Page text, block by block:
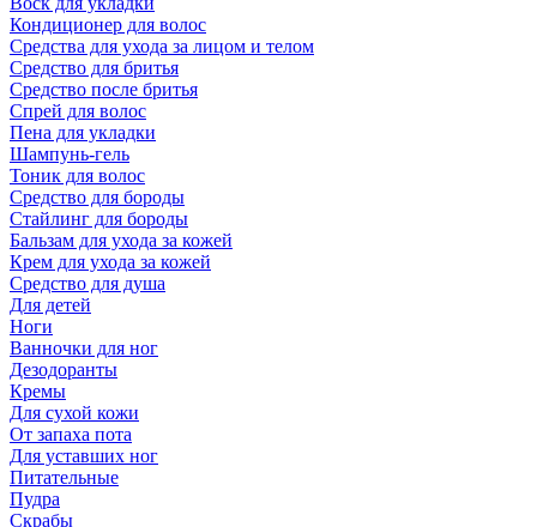
Кондиционер для волос
Средства для ухода за лицом и телом
Средство для бритья
Средство после бритья
Спрей для волос
Пена для укладки
Шампунь-гель
Тоник для волос
Средство для бороды
Стайлинг для бороды
Бальзам для ухода за кожей
Крем для ухода за кожей
Средство для душа
Для детей
Ноги
Ванночки для ног
Дезодоранты
Кремы
Для сухой кожи
От запаха пота
Для уставших ног
Питательные
Пудра
Скрабы